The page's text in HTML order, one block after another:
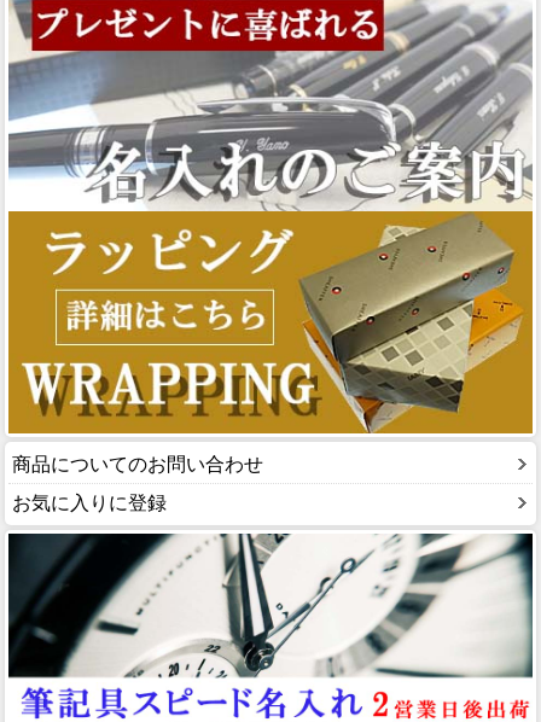
商品についてのお問い合わせ
お気に入りに登録